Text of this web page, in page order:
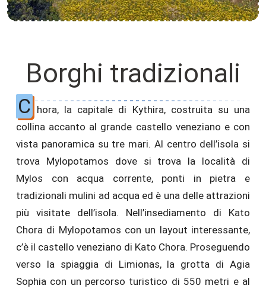
Borghi tradizionali
C hora, la capitale di Kythira, costruita su una
collina accanto al grande castello veneziano e con
vista panoramica su tre mari. Al centro dell’isola si
trova Mylopotamos dove si trova la località di
Mylos con acqua corrente, ponti in pietra e
tradizionali mulini ad acqua ed è una delle attrazioni
più visitate dell’isola. Nell’insediamento di Kato
Chora di Mylopotamos con un layout interessante,
c’è il castello veneziano di Kato Chora. Proseguendo
verso la spiaggia di Limionas, la grotta di Agia
Sophia con un percorso turistico di 550 metri e al